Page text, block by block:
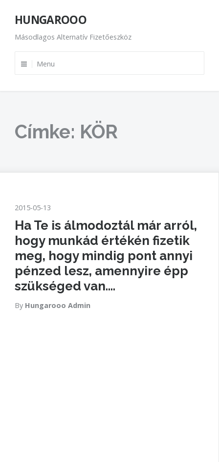
content
HUNGAROOO
Másodlagos Alternatív Fizetőeszköz
Menu
Címke: KÖR
2015-05-13
Ha Te is álmodoztál már arról,
hogy munkád értékén fizetik
meg, hogy mindig pont annyi
pénzed lesz, amennyire épp
szükséged van….
By Hungarooo Admin